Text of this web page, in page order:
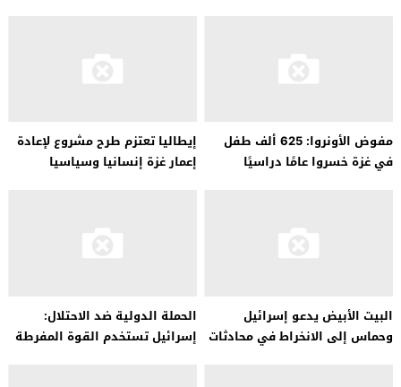
مفوض الأونروا: 625 ألف طفل
في غزة خسروا عامًا دراسيًا
إيطاليا تعتزم طرح مشروع لإعادة
إعمار غزة إنسانيا وسياسيا
البيت الأبيض يدعو إسرائيل
وحماس إلى الانخراط في محادثات
الحملة الدولية ضد الاحتلال:
إسرائيل تستخدم القوة المفرطة